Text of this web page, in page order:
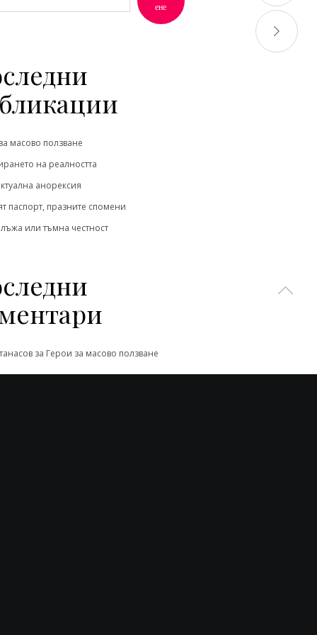
ене
масово ползване
на реалността
анорексия
паспорт, празните спомени
лъжа или тъмна честност
за Герои за масово ползване